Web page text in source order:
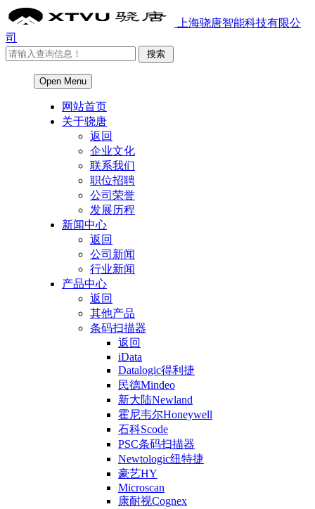
上海骁唐智能科技有限公
司
Open Menu
网站首页
关于骁唐
返回
企业文化
联系我们
职位招聘
公司荣誉
发展历程
新闻中心
返回
公司新闻
行业新闻
产品中心
返回
其他产品
条码扫描器
返回
iData
Datalogic得利捷
民德Mindeo
新大陆Newland
霍尼韦尔Honeywell
石科Scode
PSC条码扫描器
Newtologic纽特捷
豪艺HY
Microscan
康耐视Cognex